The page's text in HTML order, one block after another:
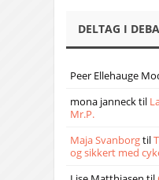
DELTAG I
Peer Ellehauge
mona jannecktil
Mr.P.
Maja Svanborgtil
og sikkert med